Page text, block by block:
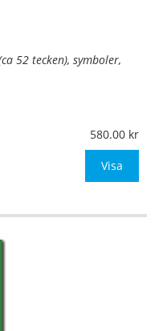
52 tecken), symboler,
upp till 0,01m²)580.00
Visa